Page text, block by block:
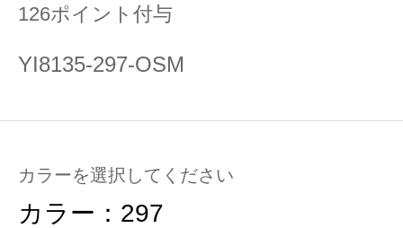
126ポイント付与
YI8135-297-OSM
カラーを選択してください
カラー： 297